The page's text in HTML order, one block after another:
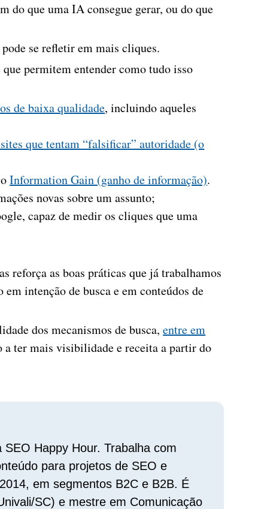
do que uma IA consegue gerar, ou do que
se refletir em mais cliques.
permitem entender como tudo isso
de baixa qualidade, incluindo aqueles
que tentam “falsificar” autoridade (o
oInformation Gain (ganho de informação).
novas sobre um assunto;
capaz de medir os cliques que uma
reforça as boas práticas que já trabalhamos
intenção de busca e em conteúdos de
dos mecanismos de busca,entre em
a ter mais visibilidade e receita a partir do
Happy Hour. Trabalha com
para projetos de SEO e
em segmentos B2C e B2B. É
SC) e mestre em Comunicação